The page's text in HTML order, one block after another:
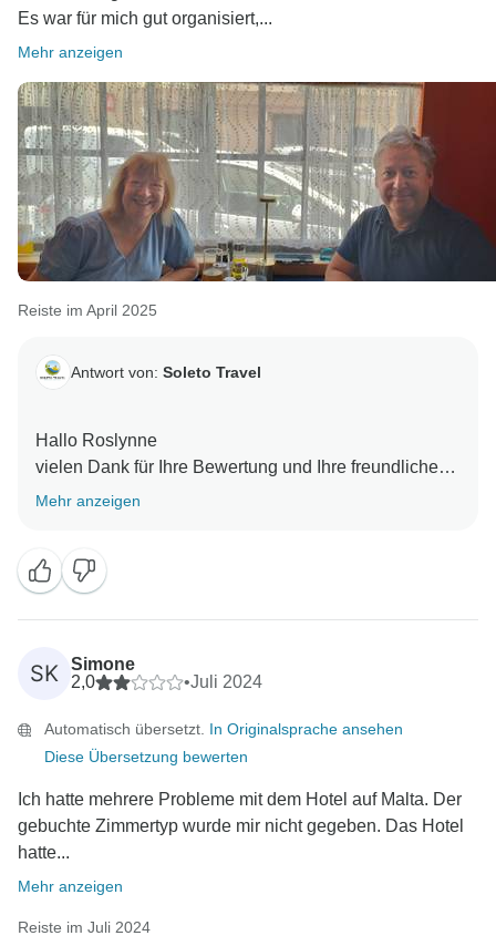
Es war für mich gut organisiert,...
Mehr anzeigen
Reiste im April 2025
Antwort von: Soleto Travel
Hallo Roslynne
vielen Dank für Ihre Bewertung und Ihre freundlichen
Worte! Ich freue mich sehr, dass Sie Ihre Zeit auf Malta
Mehr anzeigen
SK
Simone
2,0
•Juli 2024
Automatisch übersetzt. In Originalsprache ansehen
Diese Übersetzung bewerten
Ich hatte mehrere Probleme mit dem Hotel auf Malta. Der
gebuchte Zimmertyp wurde mir nicht gegeben. Das Hotel
hatte...
Mehr anzeigen
Reiste im Juli 2024